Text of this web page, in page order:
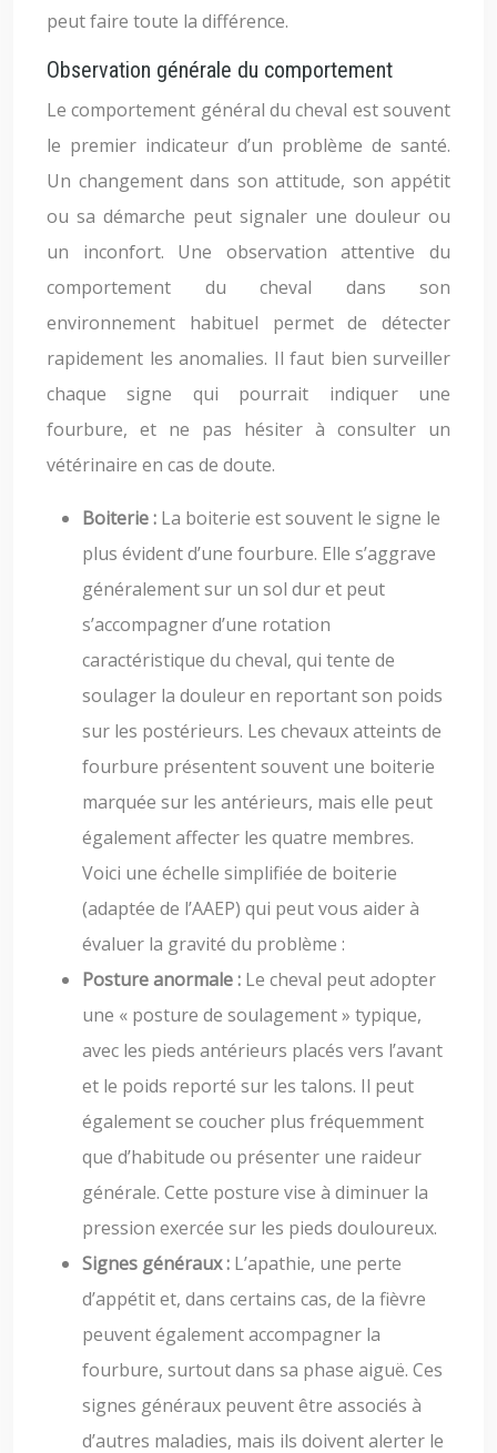
peut faire toute la différence.
Observation générale du comportement
Le comportement général du cheval est souvent
le premier indicateur d’un problème de santé.
Un changement dans son attitude, son appétit
ou sa démarche peut signaler une douleur ou
un inconfort. Une observation attentive du
comportement du cheval dans son
environnement habituel permet de détecter
rapidement les anomalies. Il faut bien surveiller
chaque signe qui pourrait indiquer une
fourbure, et ne pas hésiter à consulter un
vétérinaire en cas de doute.
Boiterie : La boiterie est souvent le signe le
plus évident d’une fourbure. Elle s’aggrave
généralement sur un sol dur et peut
s’accompagner d’une rotation
caractéristique du cheval, qui tente de
soulager la douleur en reportant son poids
sur les postérieurs. Les chevaux atteints de
fourbure présentent souvent une boiterie
marquée sur les antérieurs, mais elle peut
également affecter les quatre membres.
Voici une échelle simplifiée de boiterie
(adaptée de l’AAEP) qui peut vous aider à
évaluer la gravité du problème :
Posture anormale : Le cheval peut adopter
une « posture de soulagement » typique,
avec les pieds antérieurs placés vers l’avant
et le poids reporté sur les talons. Il peut
également se coucher plus fréquemment
que d’habitude ou présenter une raideur
générale. Cette posture vise à diminuer la
pression exercée sur les pieds douloureux.
Signes généraux : L’apathie, une perte
d’appétit et, dans certains cas, de la fièvre
peuvent également accompagner la
fourbure, surtout dans sa phase aiguë. Ces
signes généraux peuvent être associés à
d’autres maladies, mais ils doivent alerter le